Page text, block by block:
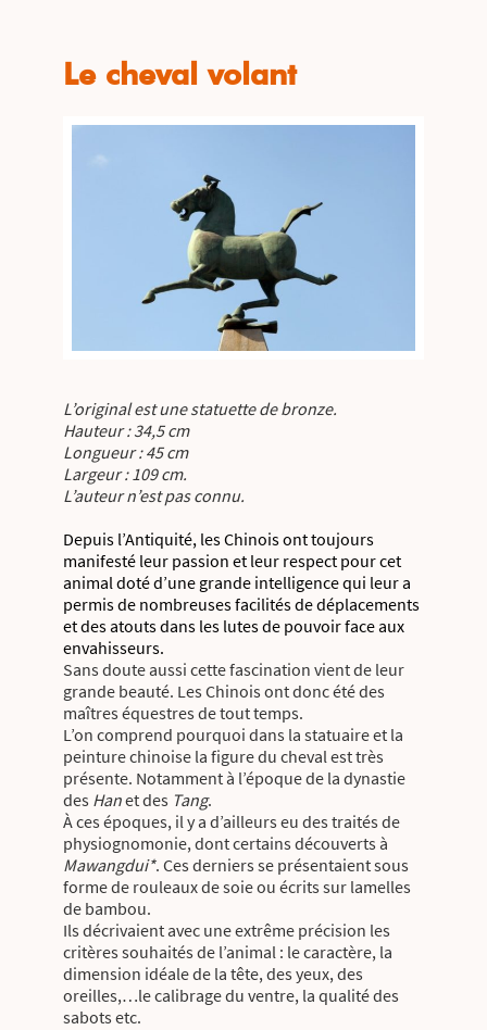
Le cheval volant
L’original est une statuette de bronze.
Hauteur : 34,5 cm
Longueur : 45 cm
Largeur : 109 cm.
L’auteur n’est pas connu.
Depuis l’Antiquité, les Chinois ont toujours
manifesté leur passion et leur respect pour cet
animal doté d’une grande intelligence qui leur a
permis de nombreuses facilités de déplacements
et des atouts dans les lutes de pouvoir face aux
envahisseurs.
Sans doute aussi cette fascination vient de leur
grande beauté. Les Chinois ont donc été des
maîtres équestres de tout temps.
L’on comprend pourquoi dans la statuaire et la
peinture chinoise la figure du cheval est très
présente. Notamment à l’époque de la dynastie
des Hanet des Tang.
À ces époques, il y a d’ailleurs eu des traités de
physiognomonie, dont certains découverts à
Mawangdui*. Ces derniers se présentaient sous
forme de rouleaux de soie ou écrits sur lamelles
de bambou.
Ils décrivaient avec une extrême précision les
critères souhaités de l’animal : le caractère, la
dimension idéale de la tête, des yeux, des
oreilles,…le calibrage du ventre, la qualité des
sabots etc.